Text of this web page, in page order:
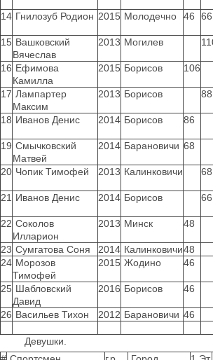
14 Гнилозуб Родион 2015 Молодечно 46 66
15 Вашковский
Вячеслав
2013 Могилев
16 Ефимова
Камилла
2015 Борисов 106
17 Лампартер
Максим
2013 Борисов 88
18 Иванов Денис 2014 Борисов 86
19 Смычковский
Матвей
2014 Барановичи 68
20 Чопик Тимофей 2013 Калинковичи 68
21 Иванов Денис 2014 Борисов 66
22 Соколов
Илларион
2013 Минск 48
23 Сумгатова Соня 2014 Калинковичи48
24 Морозов
Тимофей
2015 Жодино 46
25 Шабловский
Давид
2016 Борисов 46
26 Васильев Тихон 2012 Барановичи 46
Девушки.